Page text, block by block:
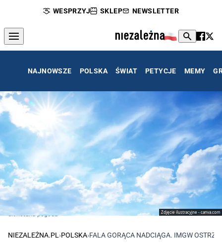
WESPRZYJ SKLEP NEWSLETTER
NAJNOWSZE POLSKA ŚWIAT PETYCJE MEMY
Zdjęcie ilustracyjne - canva.com
Słoneczna pogoda
NIEZALEŻNA.PL ›POLSKA›FALA GORĄCA NADCIĄGA. IMGW